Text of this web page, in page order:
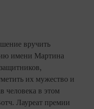
вручить
имени Мартина
их мужество и
человека в этом
Лауреат премии